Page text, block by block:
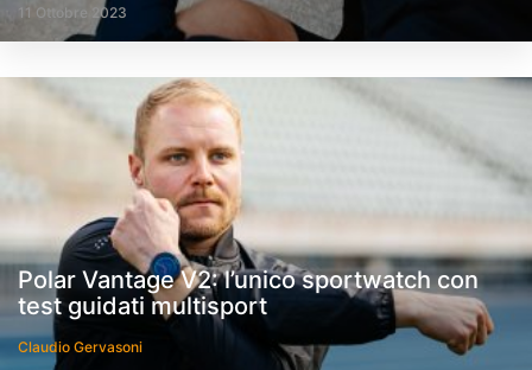
11 Ottobre 2023
Polar Vantage V2: l’unico sportwatch con
test guidati multisport
Claudio Gervasoni